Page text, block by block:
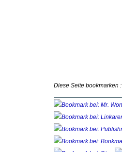
Diese Seite bookmarken :